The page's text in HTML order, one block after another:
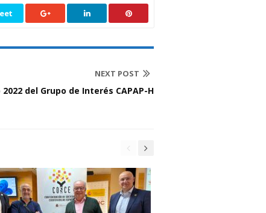
NEXT POST
del Grupo de Interés CAPAP-H